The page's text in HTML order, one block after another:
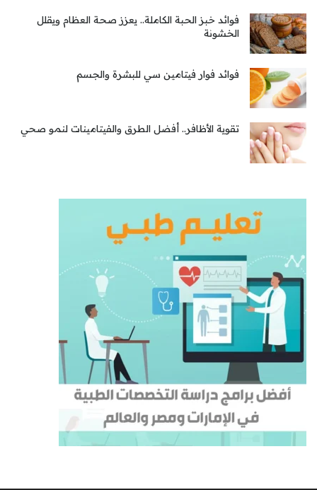
فوائد خبز الحبة الكاملة.. يعزز صحة العظام ويقلل
الخشونة
فوائد فوار فيتامين سي للبشرة والجسم
تقوية الأظافر.. أفضل الطرق والفيتامينات لنمو صحي